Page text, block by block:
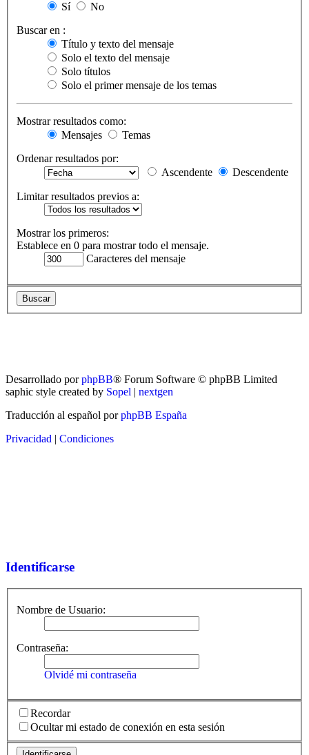
Sí
No
Buscar en :
Título y texto del mensaje
Solo el texto del mensaje
Solo títulos
Solo el primer mensaje de los temas
Mostrar resultados como:
Mensajes
Temas
Ordenar resultados por:
Ascendente
Descendente
Limitar resultados previos a:
Mostrar los primeros:
Establece en 0 para mostrar todo el mensaje.
Caracteres del mensaje
Desarrollado porphpBB® Forum Software © phpBB Limited
saphic style created by Sopel | nextgen
Traducción al español porphpBB España
Privacidad | Condiciones
Identificarse
Nombre de Usuario:
Contraseña:
Olvidé mi contraseña
Recordar
Ocultar mi estado de conexión en esta sesión